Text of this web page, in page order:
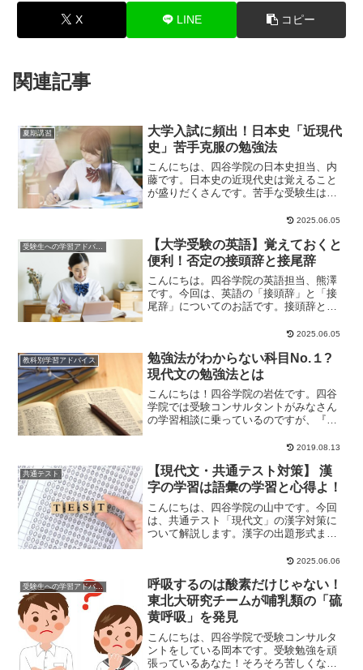
X LINE コピー
関連記事
夏期講習
大学入試に頻出！日本史「近現代
史」苦手克服の勉強法
こんにちは、四谷学院の日本史担当、内
藤です。日本史の近現代史は覚えること
が盛りだくさんです。苦手な受験生は多
2025.06.05
【大学受験の英語】覚えておくと
便利！否定の接頭辞と接尾辞
こんにちは。四谷学院の英語担当、熊澤
です。今回は、英語の「接頭辞」と「接
尾辞」についてのお話です。接頭辞と接
2025.06.05
教科別学習アドバイス
勉強法がわからない科目No.１?
現代文の勉強法とは
こんにちは！四谷学院の岩佐です。四谷
学院では受験コンサルタントがみなさん
の学習相談に乗っているのですが、『現
2019.08.13
共通テスト
【現代文・共通テスト対策】 漢
字の学習は語彙の学習と心得よ！
こんにちは、四谷学院の山中です。今回
は、共通テスト「現代文」の漢字対策に
ついて解説します。漢字の出題形式まず
2025.06.06
受験生への学習アドバイス
呼吸するのは酸素だけじゃない！
東北大研究チームが哺乳類の「硫
黄呼吸」を発見
こんにちは、四谷学院で受験コンサルタ
ントをしている岡本です。受験勉強を頑
張っているあなた！そろそろ苦しくなっ